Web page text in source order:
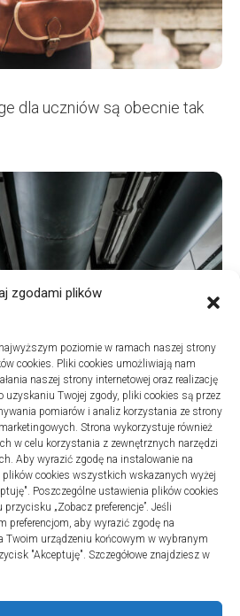
zgodami plików
poziomie w ramach naszej strony
cookies. Pliki cookies umożliwiają nam
naszej strony internetowej oraz realizację
uzyskaniu Twojej zgody, pliki cookies są przez
pomiarów i analiz korzystania ze strony
Strona wykorzystuje również
w celu korzystania z zewnętrznych narzędzi
Aby wyrazić zgodę na instalowanie na
cookies wszystkich wskazanych wyżej
Poszczególne ustawienia plików cookies
„Zobacz preferencje”. Jeśli
preferencjom, aby wyrazić zgodę na
Twoim urządzeniu końcowym w wybranym
"Akceptuję". Szczegółowe znajdziesz w
dla uczniów są obecnie tak
do sanitarnych instalacji w